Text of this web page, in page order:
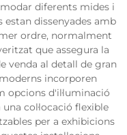
diferents mides i
estan dissenyades amb
ordre, normalment
que assegura la
venda al detall de gran
incorporen
opcions d'il·luminació
col·locació flexible
per a exhibicions